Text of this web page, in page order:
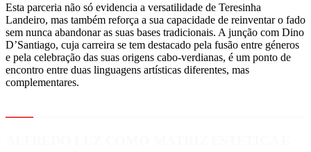
Esta parceria não só evidencia a versatilidade de Teresinha
Landeiro, mas também reforça a sua capacidade de reinventar o fado
sem nunca abandonar as suas bases tradicionais. A junção com Dino
D’Santiago, cuja carreira se tem destacado pela fusão entre géneros
e pela celebração das suas origens cabo-verdianas, é um ponto de
encontro entre duas linguagens artísticas diferentes, mas
complementares.